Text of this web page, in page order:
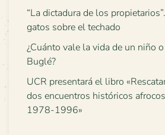
“La dictadura de los
gatos sobre el techado
¿Cuánto vale la vida de un niño
Buglé?
UCR presentará el libro
dos encuentros históricos
1978-1996»